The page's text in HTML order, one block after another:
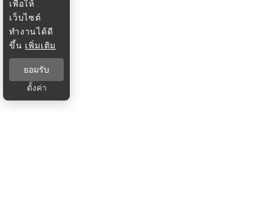
เพื่อให้
เว็บไซต์
ทำงานได้ดี
ขึ้น เพิ่มเติม
ยอมรับ
ตั้งค่า